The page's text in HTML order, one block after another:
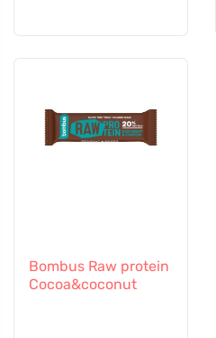
Bombus Raw protein
Cocoa&coconut